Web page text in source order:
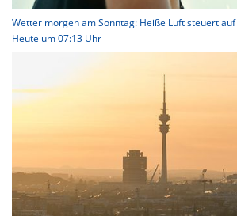
Wetter morgen am Sonntag: Heiße Luft steuert auf
Heute um 07:13 Uhr